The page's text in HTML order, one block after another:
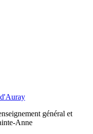
général et
Anne